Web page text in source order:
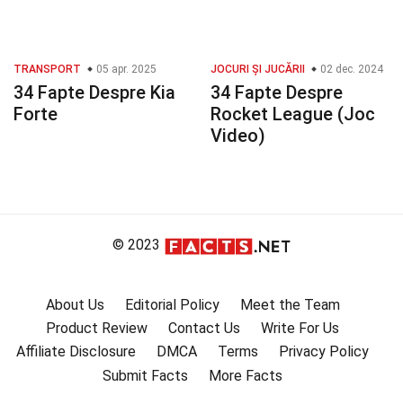
TRANSPORT 05 apr. 2025
34 Fapte Despre Kia
Forte
JOCURI ȘI JUCĂRII 02 dec. 2024
34 Fapte Despre
Rocket League (Joc
Video)
© 2023
About Us Editorial Policy
Meet the Team
Product Review
Contact Us
Write For Us
Affiliate Disclosure
DMCA Terms
Privacy Policy
Submit Facts
More Facts